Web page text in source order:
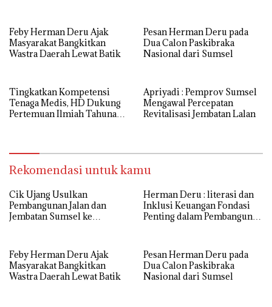
Feby Herman Deru Ajak
Masyarakat Bangkitkan
Wastra Daerah Lewat Batik
Pesan Herman Deru pada
Dua Calon Paskibraka
Nasional dari Sumsel
Tingkatkan Kompetensi
Tenaga Medis, HD Dukung
Pertemuan Ilmiah Tahunan
Apriyadi : Pemprov Sumsel
Mengawal Percepatan
Revitalisasi Jembatan Lalan
Rekomendasi untuk kamu
Cik Ujang Usulkan
Pembangunan Jalan dan
Jembatan Sumsel ke
Herman Deru : literasi dan
Inklusi Keuangan Fondasi
Penting dalam Pembangunan
Feby Herman Deru Ajak
Masyarakat Bangkitkan
Wastra Daerah Lewat Batik
Pesan Herman Deru pada
Dua Calon Paskibraka
Nasional dari Sumsel